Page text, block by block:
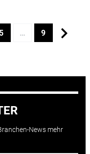
5 … 9
News mehr